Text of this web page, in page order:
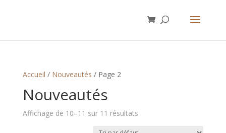
Accueil / Nouveautés / Page 2
Nouveautés
Affichage de 10–11 sur 11 résultats